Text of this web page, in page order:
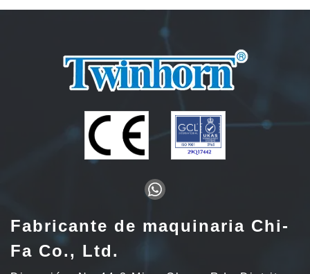
Fabricante de maquinaria Chi-
Fa Co., Ltd.